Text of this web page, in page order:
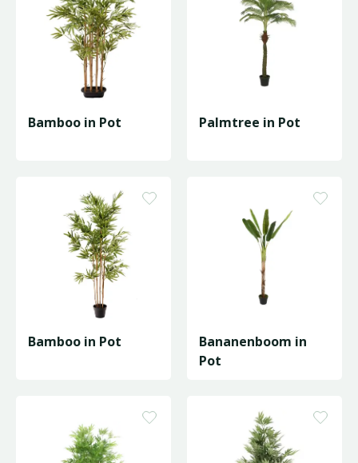
Bamboo in Pot Palmtree in Pot
Bamboo in Pot
Bananenboom in
Pot